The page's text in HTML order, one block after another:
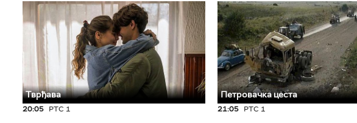
Тврђава
20:05 РТС 1
Петровачка цеста
21:05 РТС 1